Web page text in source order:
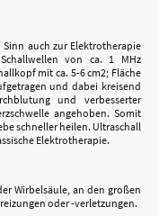
auch zur Elektrotherapie
von ca. 1 MHz
mit ca. 5-6 cm2; Fläche
und dabei kreisend
und verbesserter
angehoben. Somit
schneller heilen. Ultraschall
Elektrotherapie.
Wirbelsäule, an den großen
oder -verletzungen.